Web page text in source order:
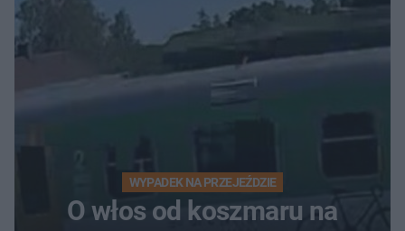
WYPADEK NA PRZEJEŹDZIE
O włos od koszmaru na